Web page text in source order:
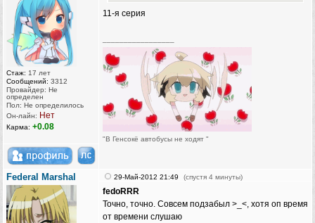
Стаж: 17 лет
Сообщений: 3312
Провайдер: Не
определен
Пол: Не определилось
Он-лайн: Нет
Карма: +0.08
11-я серия
"В Генсокё автобусы не ходят "
Federal Marshal 29-Май-2012 21:49 (спустя 4 минуты)
fedoRRR
Точно, точно. Совсем подзабыл ‍>‍‍_‍‍<‍‍, хотя оп время
от времени слушаю ‍